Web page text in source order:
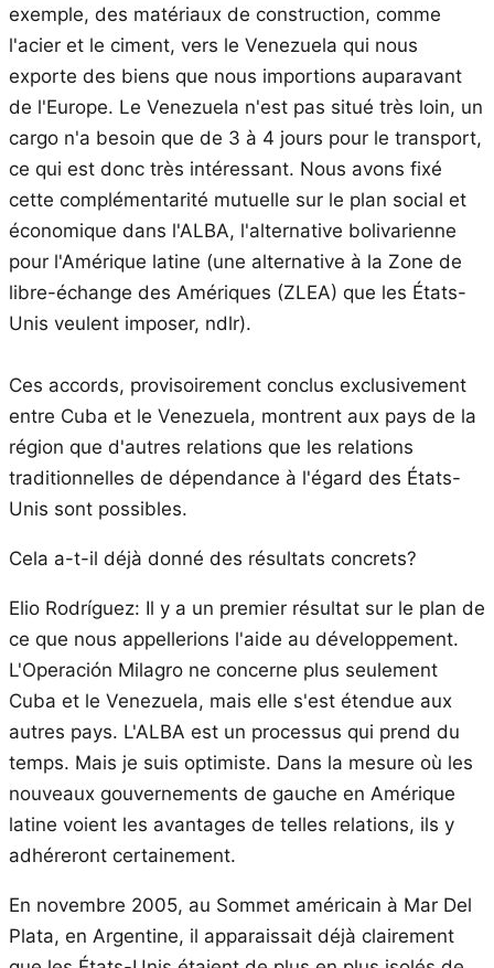
exemple, des matériaux de construction, comme
l'acier et le ciment, vers le Venezuela qui nous
exporte des biens que nous importions auparavant
de l'Europe. Le Venezuela n'est pas situé très loin, un
cargo n'a besoin que de 3 à 4 jours pour le transport,
ce qui est donc très intéressant. Nous avons fixé
cette complémentarité mutuelle sur le plan social et
économique dans l'ALBA, l'alternative bolivarienne
pour l'Amérique latine (une alternative à la Zone de
libre-échange des Amériques (ZLEA) que les États-
Unis veulent imposer, ndlr).
Ces accords, provisoirement conclus exclusivement
entre Cuba et le Venezuela, montrent aux pays de la
région que d'autres relations que les relations
traditionnelles de dépendance à l'égard des États-
Unis sont possibles.
Cela a-t-il déjà donné des résultats concrets?
Elio Rodríguez: Il y a un premier résultat sur le plan de
ce que nous appellerions l'aide au développement.
L'Operación Milagro ne concerne plus seulement
Cuba et le Venezuela, mais elle s'est étendue aux
autres pays. L'ALBA est un processus qui prend du
temps. Mais je suis optimiste. Dans la mesure où les
nouveaux gouvernements de gauche en Amérique
latine voient les avantages de telles relations, ils y
adhéreront certainement.
En novembre 2005, au Sommet américain à Mar Del
Plata, en Argentine, il apparaissait déjà clairement